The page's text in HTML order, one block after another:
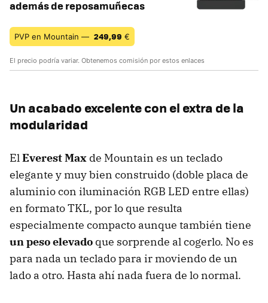
además de reposamuñecas
PVP en Mountain — 249,99 €
El precio podría variar. Obtenemos comisión por estos enlaces
Un acabado excelente con el extra de la
modularidad
ElEverest Max de Mountain es un teclado
elegante y muy bien construido (doble placa de
aluminio con iluminación RGB LED entre ellas)
en formato TKL, por lo que resulta
especialmente compacto aunque también tiene
un peso elevado que sorprende al cogerlo. No es
para nada un teclado para ir moviendo de un
lado a otro. Hasta ahí nada fuera de lo normal.